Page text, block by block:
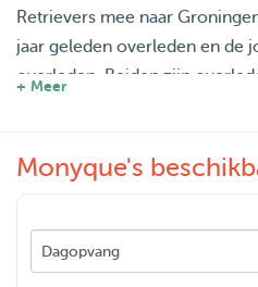
Retrievers mee naar
jaar geleden overleden en de
overleden. Beiden zijn
ligt vlakbij een prachtig park,
De honden kunnen op de
+ Meer
Monyque's